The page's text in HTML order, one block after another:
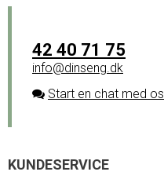
42 40 71 75
info@dinseng.dk
Start en chat med os
KUNDESERVICE